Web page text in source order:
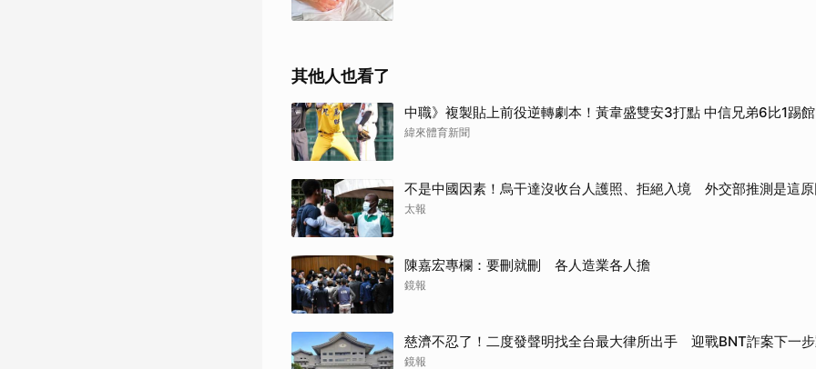
其他人也看了
中職》複製貼上前役逆轉劇本！黃韋盛雙安3打點 中信兄弟6比1踢
緯來體育新聞
不是中國因素！烏干達沒收台人護照、拒絕入境 外交部推測是這
太報
陳嘉宏專欄：要刪就刪 各人造業各人擔
鏡報
慈濟不忍了！二度發聲明找全台最大律所出手 迎戰BNT詐案下一
鏡報
取消